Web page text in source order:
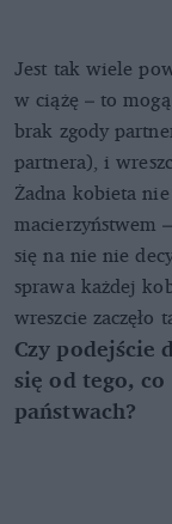
Jest tak wiele
w ciążę – to
brak zgody
partnera), i
Żadna kobieta
macierzyństwem
się na nie nie
sprawa każdej
wreszcie zaczęło
Czy podejście
się od tego,
państwach?